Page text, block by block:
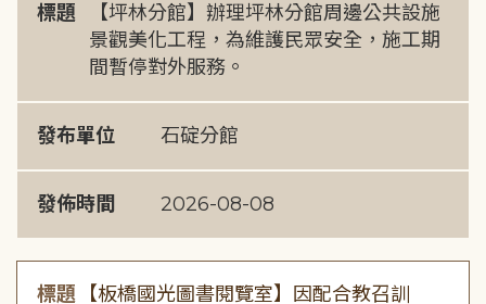
標題
【坪林分館】辦理坪林分館周邊公共設施
景觀美化工程，為維護民眾安全，施工期
間暫停對外服務。
發布單位 石碇分館
發佈時間 2026-08-08
標題
【板橋國光圖書閱覽室】因配合教召訓